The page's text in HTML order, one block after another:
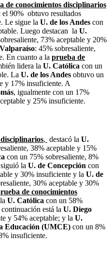
de conocimientos disciplinarios
el 90% obtuvo resultados
Le sigue la U. de los Andes con
Luego destacan la U.
73% aceptable y 20%
: 45% sobresaliente,
En cuanto a la prueba de
lidera la U. Católica con un
La U. de los Andes obtuvo un
y 17% insuficiente. A
, igualmente con un 17%
y 25% insuficiente.
, destacó la U.
38% aceptable y 15%
con un 75% sobresaliente, 8%
la U. de Concepción con
y 30% insuficiente y la U. de
30% aceptable y 30%
de conocimientos
U. Católica con un 58%
está la U. Diego
y 54% aceptable; y la U.
Educación (UMCE) con un 8%
insuficiente.